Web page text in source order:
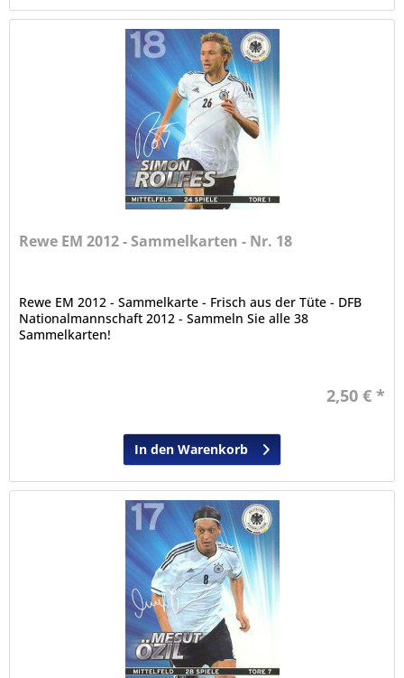
Rewe EM 2012 - Sammelkarten - Nr. 18
Rewe EM 2012 - Sammelkarte - Frisch aus der Tüte - DFB
Nationalmannschaft 2012 - Sammeln Sie alle 38
Sammelkarten!
2,50 € *
In den Warenkorb